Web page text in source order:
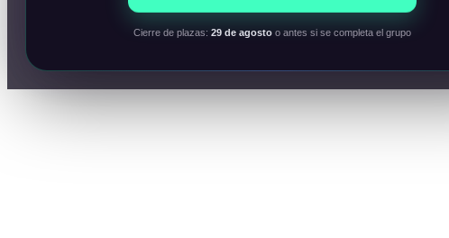
Cierre de plazas: 29 de agosto o antes si se completa el grupo